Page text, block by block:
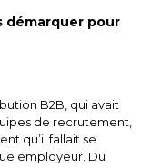
démarquer pour
B2B, qui avait
de recrutement,
qu’il fallait se
employeur. Du